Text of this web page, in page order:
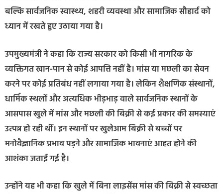
बल्कि सार्वजनिक स्वास्थ्य, शहरी व्यवस्था और सामाजिक सौहार्द को
ध्यान में रखते हुए उठाया गया है।
उपमुख्यमंत्री ने कहा कि राज्य सरकार को किसी भी नागरिक के
व्यक्तिगत खान-पान से कोई आपत्ति नहीं है। मांस या मछली का सेवन
करने पर कोई प्रतिबंध नहीं लगाया गया है। लेकिन शैक्षणिक संस्थानों,
धार्मिक स्थलों और अत्यधिक भीड़भाड़ वाले सार्वजनिक स्थानों के
आसपास खुले में मांस और मछली की बिक्री से कई प्रकार की समस्याएं
उत्पन्न हो रही थीं। इन स्थानों पर खुलेआम बिक्री से बच्चों पर
मनोवैज्ञानिक प्रभाव पड़ने और सामाजिक भावनाएं आहत होने की
आशंका जताई गई है।
उन्होंने यह भी कहा कि खुले में बिना लाइसेंस मांस की बिक्री से स्वच्छता